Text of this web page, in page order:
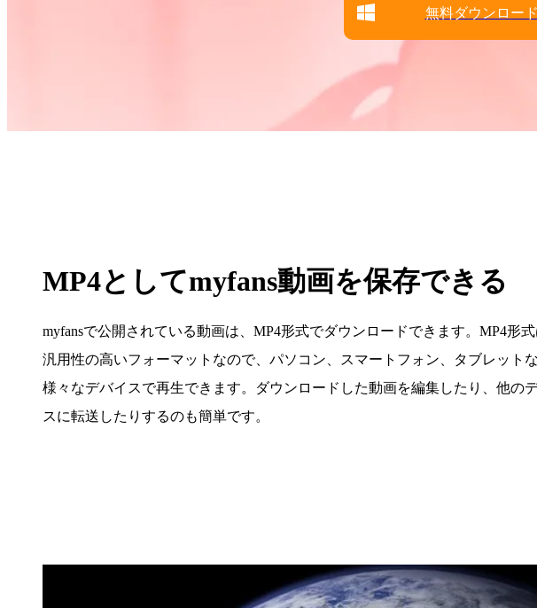
無料ダウンロード
MP4としてmyfans動画を保存できる
myfansで公開されている動画は、MP4形式でダウンロードできます。MP4形式
汎用性の高いフォーマットなので、パソコン、スマートフォン、タブレットな
様々なデバイスで再生できます。ダウンロードした動画を編集したり、他の
スに転送したりするのも簡単です。